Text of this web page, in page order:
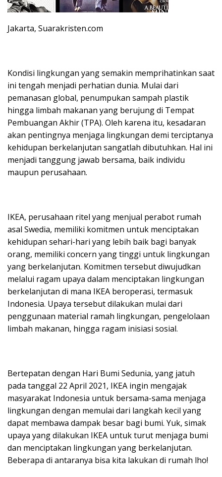
Jakarta, Suarakristen.com
Kondisi lingkungan yang semakin memprihatinkan saat
ini tengah menjadi perhatian dunia. Mulai dari
pemanasan global, penumpukan sampah plastik
hingga limbah makanan yang berujung di Tempat
Pembuangan Akhir (TPA). Oleh karena itu, kesadaran
akan pentingnya menjaga lingkungan demi terciptanya
kehidupan berkelanjutan sangatlah dibutuhkan. Hal ini
menjadi tanggung jawab bersama, baik individu
maupun perusahaan.
IKEA, perusahaan ritel yang menjual perabot rumah
asal Swedia, memiliki komitmen untuk menciptakan
kehidupan sehari-hari yang lebih baik bagi banyak
orang, memiliki concern yang tinggi untuk lingkungan
yang berkelanjutan. Komitmen tersebut diwujudkan
melalui ragam upaya dalam menciptakan lingkungan
berkelanjutan di mana IKEA beroperasi, termasuk
Indonesia. Upaya tersebut dilakukan mulai dari
penggunaan material ramah lingkungan, pengelolaan
limbah makanan, hingga ragam inisiasi sosial.
Bertepatan dengan Hari Bumi Sedunia, yang jatuh
pada tanggal 22 April 2021, IKEA ingin mengajak
masyarakat Indonesia untuk bersama-sama menjaga
lingkungan dengan memulai dari langkah kecil yang
dapat membawa dampak besar bagi bumi. Yuk, simak
upaya yang dilakukan IKEA untuk turut menjaga bumi
dan menciptakan lingkungan yang berkelanjutan.
Beberapa di antaranya bisa kita lakukan di rumah lho!